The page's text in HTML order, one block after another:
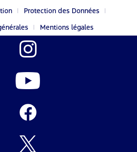
Protection des Données
Mentions légales